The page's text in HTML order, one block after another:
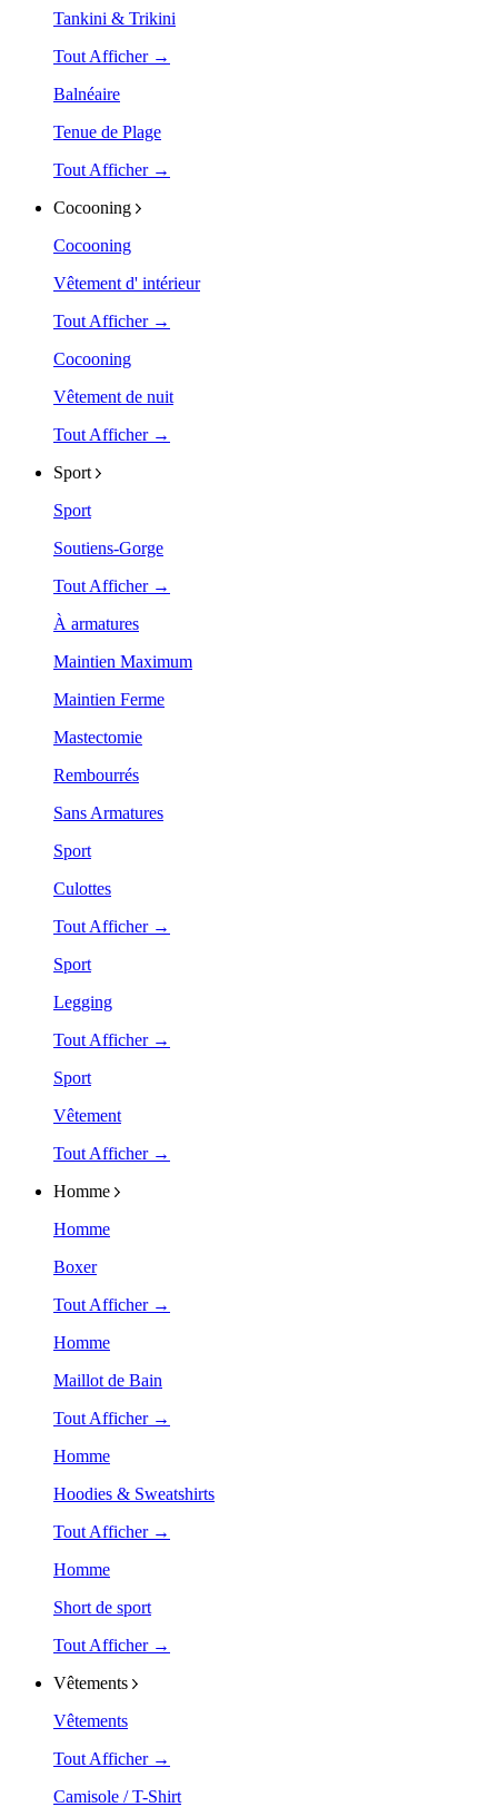
Tankini & Trikini
Tout Afficher →
Balnéaire
Tenue de Plage
Tout Afficher →
Cocooning
Cocooning
Vêtement d' intérieur
Tout Afficher →
Cocooning
Vêtement de nuit
Tout Afficher →
Sport
Sport
Soutiens-Gorge
Tout Afficher →
À armatures
Maintien Maximum
Maintien Ferme
Mastectomie
Rembourrés
Sans Armatures
Sport
Culottes
Tout Afficher →
Sport
Legging
Tout Afficher →
Sport
Vêtement
Tout Afficher →
Homme
Homme
Boxer
Tout Afficher →
Homme
Maillot de Bain
Tout Afficher →
Homme
Hoodies & Sweatshirts
Tout Afficher →
Homme
Short de sport
Tout Afficher →
Vêtements
Vêtements
Tout Afficher →
Camisole / T-Shirt